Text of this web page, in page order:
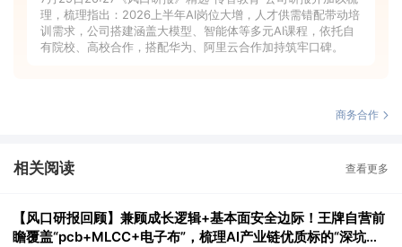
理，梳理指出：2026上半年AI岗位大增，人才供需错配带动培
训需求，公司搭建涵盖大模型、智能体等多元AI课程，依托自
有院校、高校合作，搭配华为、阿里云合作加持筑牢口碑。
商务合作
相关阅读 查看更多
【风口研报回顾】兼顾成长逻辑+基本面安全边际！王牌自营前
瞻覆盖“pcb+MLCC+电子布”，梳理AI产业链优质标的“深坑起